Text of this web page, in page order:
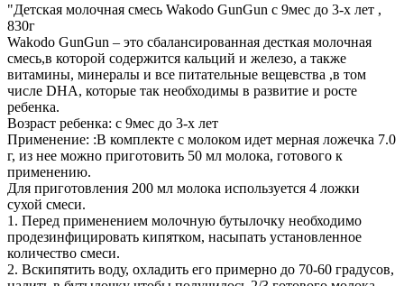
"Детская молочная смесь Wakodo GunGun с 9мес до 3-х лет ,
830г
Wakodo GunGun – это сбалансированная десткая молочная
смесь,в которой содержится кальций и железо, а также
витамины, минералы и все питательные вещевства ,в том
числе DHA, которые так необходимы в развитие и росте
ребенка.
Возраст ребенка: с 9мес до 3-х лет
Применение: :В комплекте с молоком идет мерная ложечка 7.0
г, из нее можно приготовить 50 мл молока, готового к
применению.
Для приготовления 200 мл молока используется 4 ложки
сухой смеси.
1. Перед применением молочную бутылочку необходимо
продезинфицировать кипятком, насыпать установленное
количество смеси.
2. Вскипятить воду, охладить его примерно до 70-60 градусов,